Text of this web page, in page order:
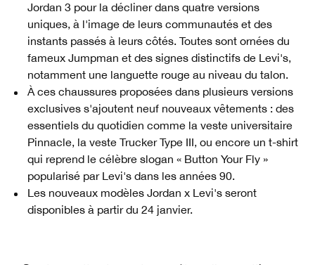
Jordan 3 pour la décliner dans quatre versions
uniques, à l'image de leurs communautés et des
instants passés à leurs côtés. Toutes sont ornées du
fameux Jumpman et des signes distinctifs de Levi's,
notamment une languette rouge au niveau du talon.
À ces chaussures proposées dans plusieurs versions
exclusives s'ajoutent neuf nouveaux vêtements : des
essentiels du quotidien comme la veste universitaire
Pinnacle, la veste Trucker Type III, ou encore un t-shirt
qui reprend le célèbre slogan « Button Your Fly »
popularisé par Levi's dans les années 90.
Les nouveaux modèles Jordan x Levi's seront
disponibles à partir du 24 janvier.